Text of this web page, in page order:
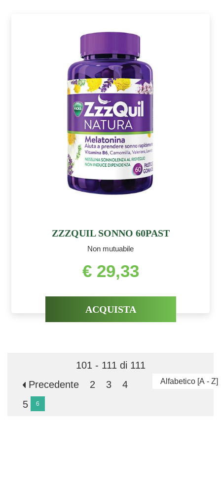
ZZZQUIL SONNO 60PAST
Non mutuabile
€ 29,33
ACQUISTA
101 - 111 di 111
Precedente
2 3
4
5
6